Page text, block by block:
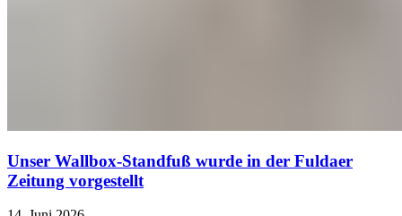
Unser Wallbox-Standfuß wurde in der Fuldaer
Zeitung vorgestellt